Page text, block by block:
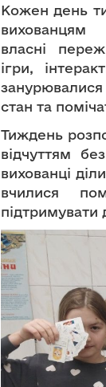
Кожен день
власні
ігри,
стан та
Тиждень
відчуттям
вихованці
вчилися
підтримувати